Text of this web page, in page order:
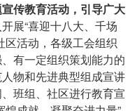
传教育活动，引导广大
展“喜迎十八大、千场
区活动，各级工会组织
有一定组织策划能力的
物和先进典型组成宣讲
班组、社区进行教育宣